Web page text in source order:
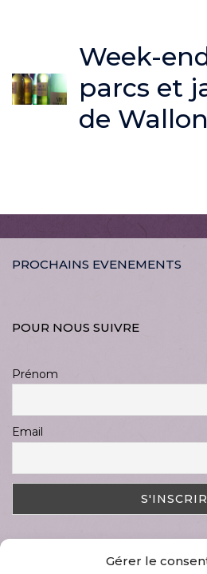
Gérer le
Week-
parcs et
de
PROCHAINS EVENEMENTS
POUR NOUS SUIVRE
Prénom
Email
DERNIER ARTICLE